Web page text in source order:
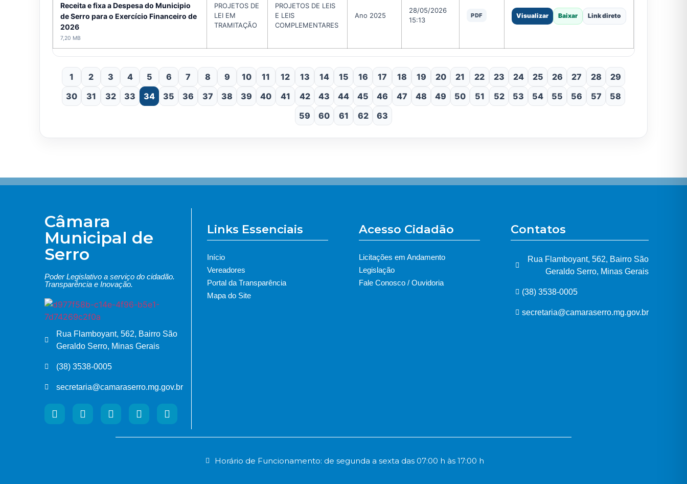
Receita e fixa a Despesa do Municipio
de Serro para o Exercício Financeiro de
2026
7,20 MB
PROJETOS DE
LEI EM
TRAMITAÇÃO
PROJETOS DE LEIS
E LEIS
COMPLEMENTARES
Ano 2025
28/05/2026
15:13
PDF Visualizar Baixar Link direto
1 2 3 4 5 6 7 8 9 10 11 12 13 14 15 16 17 18 19 20 21 22 23 24 25 26 27 28
29
30
31 32 33 34 35 36 37 38 39 40 41 42 43 44 45 46 47 48 49 50 51 52 53 54 55 56 57
58
59
60 61 62 63
Câmara
Municipal de
Serro
Poder Legislativo a serviço do cidadão.
Transparência e Inovação.
Rua Flamboyant, 562, Bairro São
Geraldo Serro, Minas Gerais
(38) 3538-0005
secretaria@camaraserro.mg.gov.br
Links Essenciais
Início
Vereadores
Portal da Transparência
Mapa do Site
Acesso Cidadão
Licitações em Andamento
Legislação
Fale Conosco / Ouvidoria
Contatos
Rua Flamboyant, 562, Bairro São
Geraldo Serro, Minas Gerais
(38) 3538-0005
secretaria@camaraserro.mg.gov.br
Horário de Funcionamento: de segunda a sexta das 07:00 h às 17:00 h